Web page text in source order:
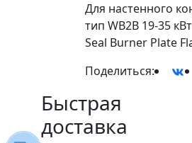
Для настенного
тип WB2B 19-35 кВт
Seal Burner Plate
Поделиться:
Быстрая
доставка